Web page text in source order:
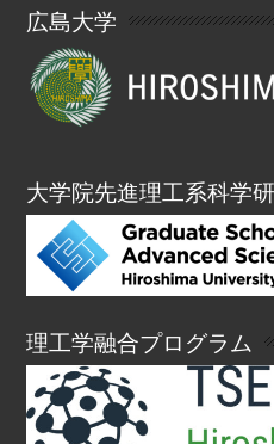
広島大学
大学院先進理工系科学
理工学融合プログラム